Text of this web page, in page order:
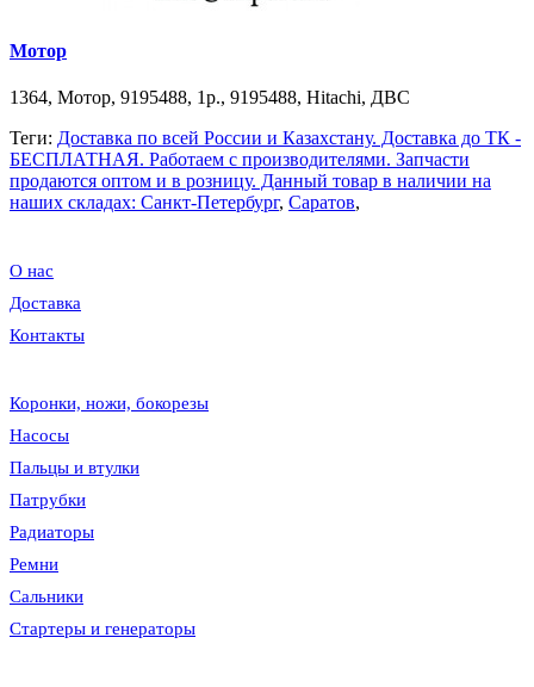
Мотор
1364, Мотор, 9195488, 1р., 9195488, Hitachi, ДВС
Теги: Доставка по всей России и Казахстану. Доставка до ТК -
БЕСПЛАТНАЯ. Работаем c производителями. Запчасти
продаются оптом и в розницу. Данный товар в наличии на
наших складах: Санкт-Петербург, Саратов,
О нас
Доставка
Контакты
Коронки, ножи, бокорезы
Насосы
Пальцы и втулки
Патрубки
Радиаторы
Ремни
Сальники
Стартеры и генераторы